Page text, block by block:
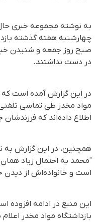
به نوشته مجموعه خبری
چهارشنبه هفته گذشته
صبح روز جمعه و شنیدن
در دست نداشتند.
در این گزارش آمده است که
مواد مخدر طی تماسی تلفنی
اطلاع داده‌اند که
همچنین، در این گزارش به
"محمد به احتمال زیاد
است و خانواده‌اش از
این منبع در ادامه افزوده
بازداشتگاه مواد مخدر